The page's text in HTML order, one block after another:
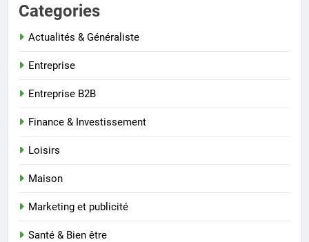
Categories
Actualités & Généraliste
Entreprise
Entreprise B2B
Finance & Investissement
Loisirs
Maison
Marketing et publicité
Santé & Bien être